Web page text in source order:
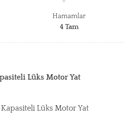
Hamamlar
4 Tam
Lüks Motor Yat
Lüks Motor Yat